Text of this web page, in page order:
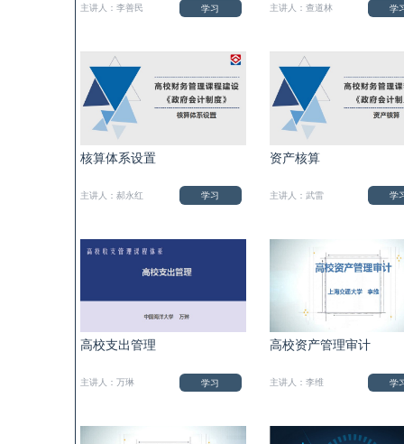
主讲人：李善民 学习 主讲人：查道林 学
核算体系设置
主讲人：郝永红 学习
资产核算
主讲人：武雷 学
高校支出管理
主讲人：万琳 学习
高校资产管理审计
主讲人：李维 学